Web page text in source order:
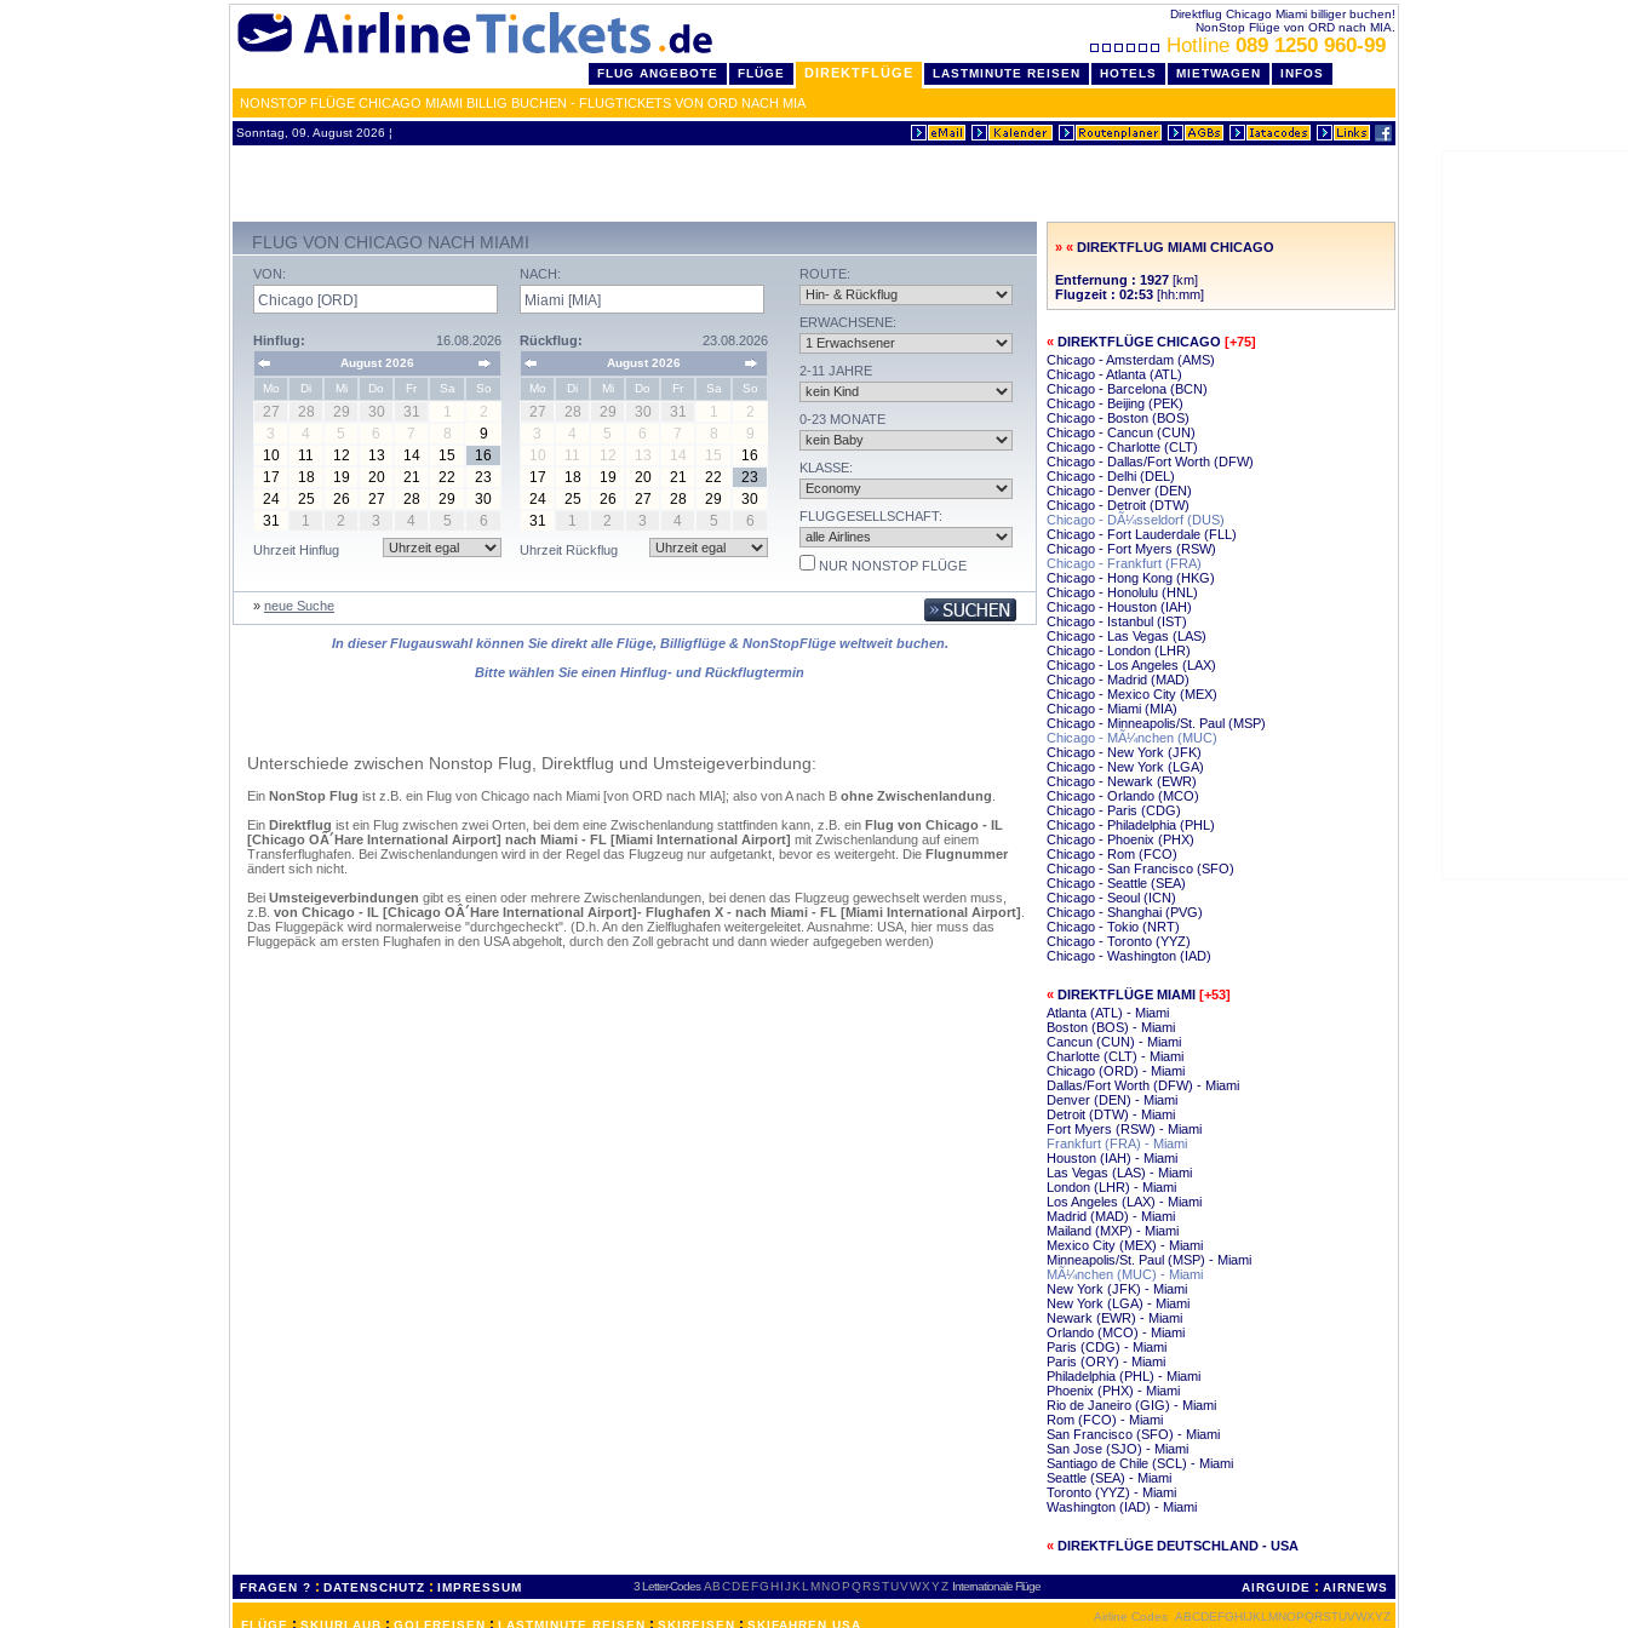
Direktflug Chicago Miami billiger buchen!
NonStop Flüge von ORD nach MIA.
Hotline 089 1250 960-99
FLUG ANGEBOTE FLÜGE DIREKTFLÜGE LASTMINUTE REISEN HOTELS MIETWAGEN INFOS
NONSTOP FLÜGE CHICAGO MIAMI BILLIG BUCHEN - FLUGTICKETS VON ORD NACH MIA
Sonntag, 09. August 2026 ¦
FLUG VON CHICAGO NACH MIAMI
VON:
Hinflug: 16.08.2026
August 2026
Mo
Di Mi Do Fr Sa So
27 28 29 30 31 1
2
3
4 5 6 7 8
9
10
11 12 13 14 15
16
17
18 19 20 21 22
23
24
25 26 27 28 29
30
31
1 2 3 4 5 6
Uhrzeit Hinflug
NACH:
Rückflug: 23.08.2026
August 2026
Mo
Di Mi Do Fr Sa So
27 28 29 30 31 1
2
3
4 5 6 7 8
9
10
11 12 13 14 15
16
17
18 19 20 21 22
23
24
25 26 27 28 29
30
31
1 2 3 4 5 6
Uhrzeit Rückflug
ROUTE:
ERWACHSENE:
2-11 JAHRE
0-23 MONATE
KLASSE:
FLUGGESELLSCHAFT:
NUR NONSTOP FLÜGE
» neue Suche
In dieser Flugauswahl können Sie direkt alle Flüge, Billigflüge & NonStopFlüge weltweit buchen.
Bitte wählen Sie einen Hinflug- und Rückflugtermin
Unterschiede zwischen Nonstop Flug, Direktflug und Umsteigeverbindung:
Ein NonStop Flug ist z.B. ein Flug von Chicago nach Miami [von ORD nach MIA]; also von A nach B ohne Zwischenlandung
Ein Direktflug ist ein Flug zwischen zwei Orten, bei dem eine Zwischenlandung stattfinden kann, z.B. ein Flug von Chicago - IL
[Chicago OÂ´Hare International Airport] nach Miami - FL [Miami International Airport] mit Zwischenlandung auf einem
Transferflughafen. Bei Zwischenlandungen wird in der Regel das Flugzeug nur aufgetankt, bevor es weitergeht. Die Flugnummer
ändert sich nicht.
Bei Umsteigeverbindungen gibt es einen oder mehrere Zwischenlandungen, bei denen das Flugzeug gewechselt werden muss,
z.B. von Chicago - IL [Chicago OÂ´Hare International Airport]- Flughafen X - nach Miami - FL [Miami International Airport]
Das Fluggepäck wird normalerweise "durchgecheckt". (D.h. An den Zielflughafen weitergeleitet. Ausnahme: USA, hier muss das
Fluggepäck am ersten Flughafen in den USA abgeholt, durch den Zoll gebracht und dann wieder aufgegeben werden)
» « DIREKTFLUG MIAMI CHICAGO
Entfernung : 1927 [km]
Flugzeit : 02:53 [hh:mm]
« DIREKTFLÜGE CHICAGO [+75]
Chicago - Amsterdam (AMS)
Chicago - Atlanta (ATL)
Chicago - Barcelona (BCN)
Chicago - Beijing (PEK)
Chicago - Boston (BOS)
Chicago - Cancun (CUN)
Chicago - Charlotte (CLT)
Chicago - Dallas/Fort Worth (DFW)
Chicago - Delhi (DEL)
Chicago - Denver (DEN)
Chicago - Detroit (DTW)
Chicago - DÃ¼sseldorf (DUS)
Chicago - Fort Lauderdale (FLL)
Chicago - Fort Myers (RSW)
Chicago - Frankfurt (FRA)
Chicago - Hong Kong (HKG)
Chicago - Honolulu (HNL)
Chicago - Houston (IAH)
Chicago - Istanbul (IST)
Chicago - Las Vegas (LAS)
Chicago - London (LHR)
Chicago - Los Angeles (LAX)
Chicago - Madrid (MAD)
Chicago - Mexico City (MEX)
Chicago - Miami (MIA)
Chicago - Minneapolis/St. Paul (MSP)
Chicago - MÃ¼nchen (MUC)
Chicago - New York (JFK)
Chicago - New York (LGA)
Chicago - Newark (EWR)
Chicago - Orlando (MCO)
Chicago - Paris (CDG)
Chicago - Philadelphia (PHL)
Chicago - Phoenix (PHX)
Chicago - Rom (FCO)
Chicago - San Francisco (SFO)
Chicago - Seattle (SEA)
Chicago - Seoul (ICN)
Chicago - Shanghai (PVG)
Chicago - Tokio (NRT)
Chicago - Toronto (YYZ)
Chicago - Washington (IAD)
« DIREKTFLÜGE MIAMI [+53]
Atlanta (ATL) - Miami
Boston (BOS) - Miami
Cancun (CUN) - Miami
Charlotte (CLT) - Miami
Chicago (ORD) - Miami
Dallas/Fort Worth (DFW) - Miami
Denver (DEN) - Miami
Detroit (DTW) - Miami
Fort Myers (RSW) - Miami
Frankfurt (FRA) - Miami
Houston (IAH) - Miami
Las Vegas (LAS) - Miami
London (LHR) - Miami
Los Angeles (LAX) - Miami
Madrid (MAD) - Miami
Mailand (MXP) - Miami
Mexico City (MEX) - Miami
Minneapolis/St. Paul (MSP) - Miami
MÃ¼nchen (MUC) - Miami
New York (JFK) - Miami
New York (LGA) - Miami
Newark (EWR) - Miami
Orlando (MCO) - Miami
Paris (CDG) - Miami
Paris (ORY) - Miami
Philadelphia (PHL) - Miami
Phoenix (PHX) - Miami
Rio de Janeiro (GIG) - Miami
Rom (FCO) - Miami
San Francisco (SFO) - Miami
San Jose (SJO) - Miami
Santiago de Chile (SCL) - Miami
Seattle (SEA) - Miami
Toronto (YYZ) - Miami
Washington (IAD) - Miami
« DIREKTFLÜGE DEUTSCHLAND - USA
FRAGEN ? : DATENSCHUTZ : IMPRESSUM 3 Letter-Codes ABCDEFGH IJKL MNOPQRSTUVWXYZ Internationale Flüge AIRGUIDE : AIRNEWS
FLÜGE : SKIURLAUB : GOLFREISEN : LASTMINUTE REISEN : SKIREISEN : SKIFAHREN USA
Airline Codes ABCDEFGHIJKL MNOPQRSTUVWXYZ